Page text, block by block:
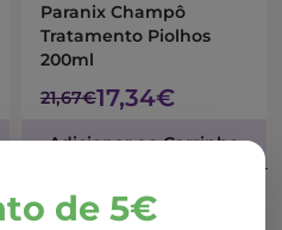
de 5€
Paranix Champô
Tratamento Piolhos
200ml
21,67€17,34€
Adicionar ao Carrinho